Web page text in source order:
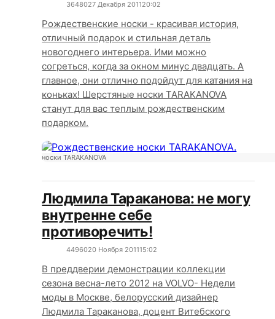
3648027 Декабря 201120:02
Рождественские носки - красивая история,
отличный подарок и стильная деталь
новогоднего интерьера. Ими можно
согреться, когда за окном минус двадцать. А
главное, они отлично подойдут для катания на
коньках! Шерстяные носки TARAKANOVA
станут для вас теплым рождественским
подарком.
носки TARAKANOVA
Людмила Тараканова: не могу
внутренне себе
противоречить!
4496020 Ноября 201115:02
В преддверии демонстрации коллекции
сезона весна-лето 2012 на VOLVO- Недели
моды в Москве, белорусский дизайнер
Людмила Тараканова, доцент Витебского